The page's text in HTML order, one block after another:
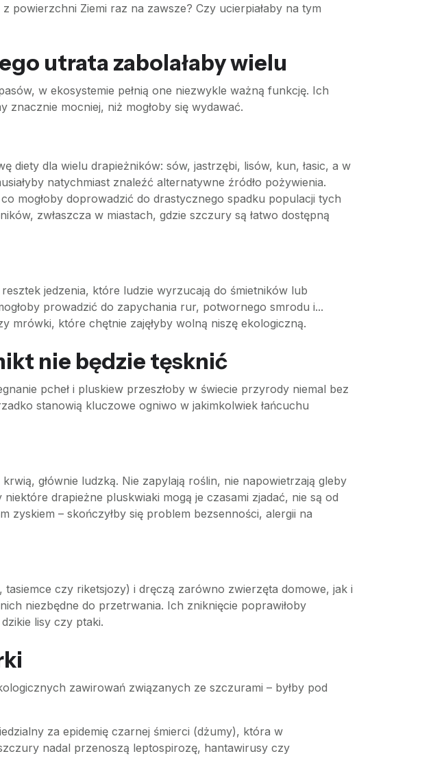
Ziemi raz na zawsze? Czy ucierpiałaby na tym
utrata zabolałaby wielu
w ekosystemie pełnią one niezwykle ważną funkcję. Ich
znacznie mocniej, niż mogłoby się wydawać.
diety dla wielu drapieżników: sów, jastrzębi, lisów, kun, łasic, a w
natychmiast znaleźć alternatywne źródło pożywienia.
mogłoby doprowadzić do drastycznego spadku populacji tych
zwłaszcza w miastach, gdzie szczury są łatwo dostępną
jedzenia, które ludzie wyrzucają do śmietników lub
prowadzić do zapychania rur, potwornego smrodu i...
mrówki, które chętnie zajęłyby wolną niszę ekologiczną.
nie będzie tęsknić
pcheł i pluskiew przeszłoby w świecie przyrody niemal bez
stanowią kluczowe ogniwo w jakimkolwiek łańcuchu
głównie ludzką. Nie zapylają roślin, nie napowietrzają gleby
drapieżne pluskwiaki mogą je czasami zjadać, nie są od
zyskiem – skończyłby się problem bezsenności, alergii na
czy riketsjozy) i dręczą zarówno zwierzęta domowe, jak i
niezbędne do przetrwania. Ich zniknięcie poprawiłoby
lisy czy ptaki.
zawirowań związanych ze szczurami – byłby pod
za epidemię czarnej śmierci (dżumy), która w
nadal przenoszą leptospirozę, hantawirusy czy